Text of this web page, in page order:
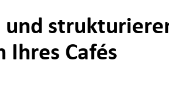
und
Cafés